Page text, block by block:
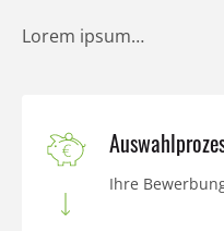
Lorem ipsum…
Ihre